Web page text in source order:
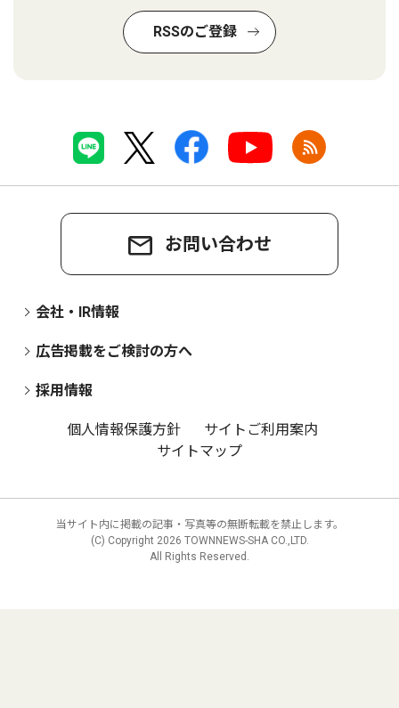
RSSのご登録
お問い合わせ
会社・IR情報
広告掲載をご検討の方へ
採用情報
個人情報保護方針
サイトご利用案内
サイトマップ
当サイト内に掲載の記事・写真等の無断転載を禁止します。
(C) Copyright 2026 TOWNNEWS-SHA CO.,LTD.
All Rights Reserved.